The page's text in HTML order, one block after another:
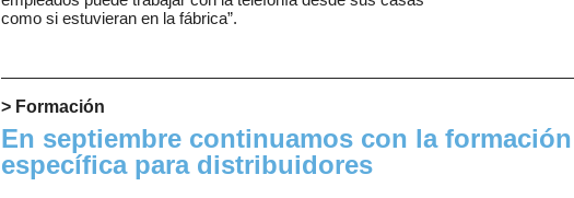
como si estuvieran en la fábrica”.
> Formación
En septiembre continuamos con la formación
específica para distribuidores